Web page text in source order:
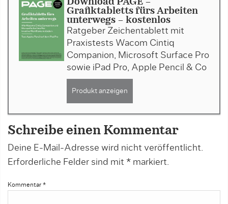
Download PAGE -
Grafiktabletts fürs Arbeiten
unterwegs - kostenlos
Ratgeber Zeichentablett mit
Praxistests Wacom Cintiq
Companion, Microsoft Surface Pro
sowie iPad Pro, Apple Pencil & Co
Produkt anzeigen
Schreibe einen Kommentar
Deine E-Mail-Adresse wird nicht veröffentlicht.
Erforderliche Felder sind mit * markiert.
Kommentar *